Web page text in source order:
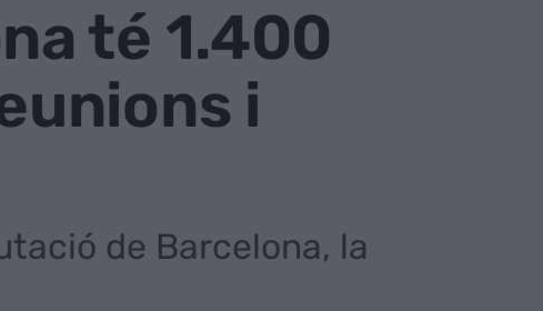
té 1.400
i
de Barcelona, la